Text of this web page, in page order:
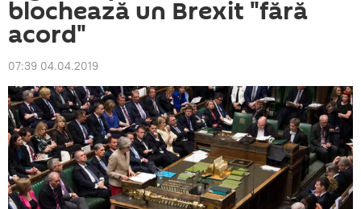
blochează un Brexit "fără
acord"
07:39 04.04.2019